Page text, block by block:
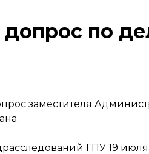
по
заместителя
ГПУ 19 июля